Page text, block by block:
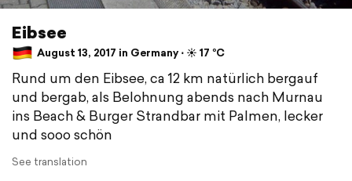
Eibsee
August 13, 2017 in Germany ⋅ ☀️ 17 °C
Rund um den Eibsee, ca 12 km natürlich bergauf
und bergab, als Belohnung abends nach Murnau
ins Beach & Burger Strandbar mit Palmen, lecker
und sooo schön
See translation